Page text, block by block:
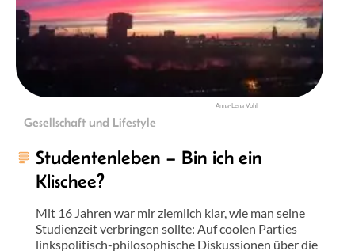
Anna-Lena Vohl
Gesellschaft und Lifestyle
Studentenleben – Bin ich ein
Klischee?
Mit 16 Jahren war mir ziemlich klar, wie man seine
Studienzeit verbringen sollte: Auf coolen Parties
linkspolitisch-philosophische Diskussionen über die